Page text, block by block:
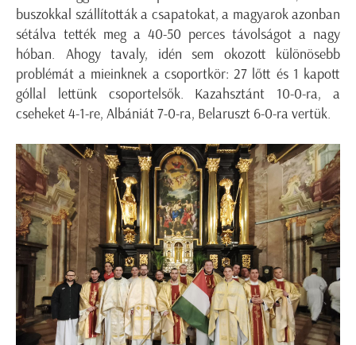
buszokkal szállították a csapatokat, a magyarok azonban
sétálva tették meg a 40-50 perces távolságot a nagy
hóban. Ahogy tavaly, idén sem okozott különösebb
problémát a mieinknek a csoportkör: 27 lőtt és 1 kapott
góllal lettünk csoportelsők. Kazahsztánt 10-0-ra, a
cseheket 4-1-re, Albániát 7-0-ra, Belaruszt 6-0-ra vertük.